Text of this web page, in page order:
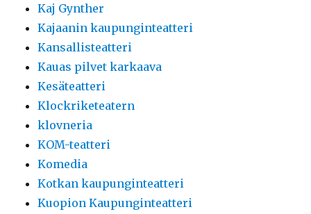
Kaj Gynther
Kajaanin kaupunginteatteri
Kansallisteatteri
Kauas pilvet karkaava
Kesäteatteri
Klockriketeatern
klovneria
KOM-teatteri
Komedia
Kotkan kaupunginteatteri
Kuopion Kaupunginteatteri